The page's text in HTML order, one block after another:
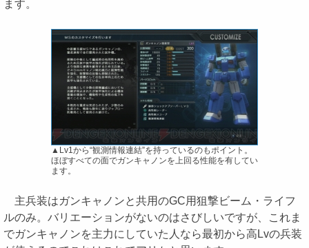
ます。
▲Lv1から“観測情報連結”を持っているのもポイント。
ほぼすべての面でガンキャノンを上回る性能を有してい
ます。
主兵装はガンキャノンと共用のGC用狙撃ビーム・ライフ
ルのみ。バリエーションがないのはさびしいですが、これま
でガンキャノンを主力にしていた人なら最初から高Lvの兵装